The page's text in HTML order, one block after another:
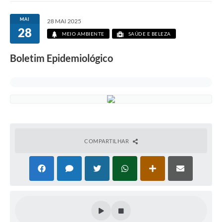
MAI
28
28 MAI 2025
MEIO AMBIENTE SAÚDE E BELEZA
Boletim Epidemiológico
COMPARTILHAR